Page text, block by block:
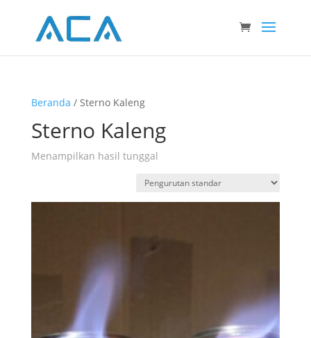
Beranda / Sterno Kaleng
Sterno Kaleng
Menampilkan hasil tunggal